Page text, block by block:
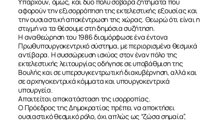
ΣΧΕΤΙΚΑ
Υπάρχουν, όμως, και δύο πολύ σοβαρά ζητήματα που
αφορούν την εξισορρόπηση της εκτελεστικής εξουσίας και
την ουσιαστική αποκέντρωση της χώρας. Θεωρώ ότι είναι η
στιγμή να τα θέσουμε στη δημόσια συζήτηση.
Η αναθεώρηση του 1986 διαμόρφωσε ένα έντονα
Πρωθυπουργοκεντρικό σύστημα, με περιορισμένα θεσμικά
αντίβαρα. Η συσσώρευση ισχύος στον έναν πόλο της
εκτελεστικής λειτουργίας οδήγησε σε υποβάθμιση της
Βουλής και σε υπερσυγκεντρωτική διακυβέρνηση, αλλά και
σε αρχηγοκεντρικά κόμματα και υπουργοκεντρικά
υπουργεία.
Απαιτείται αποκατάσταση της ισορροπίας.
Ο Πρόεδρος της Δημοκρατίας πρέπει να αποκτήσει
ουσιαστικό θεσμικό ρόλο, όχι απλώς ως “ζώσα σημαία”,